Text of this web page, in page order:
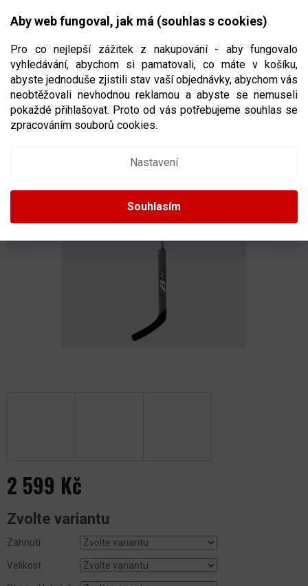
Aby web fungoval, jak má (souhlas s cookies)
Pro co nejlepší zážitek z nakupování - aby fungovalo
vyhledávání, abychom si pamatovali, co máte v košíku,
abyste jednoduše zjistili stav vaší objednávky, abychom vás
neobtěžovali nevhodnou reklamou a abyste se nemuseli
pokaždé přihlašovat. Proto od vás potřebujeme souhlas se
zpracováním souborů cookies.
Nastavení
Souhlasím
CZK
NÁKUPNÍ
BRANKÁŘSKÁ HOKEJKA BRIAN’S GSP3 SR
VÍCE VELIKOSTÍ
2 599 Kč
cena:
Zvolte variantu
Zahnutí
Velikost